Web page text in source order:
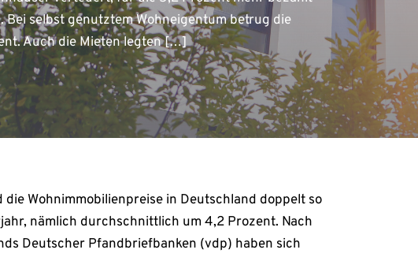
Bei selbst genutztem Wohneigentum betrug die
Auch die Mieten legten […]
Wohnimmobilienpreise in Deutschland doppelt so
nämlich durchschnittlich um 4,2 Prozent. Nach
Deutscher Pfandbriefbanken (vdp) haben sich